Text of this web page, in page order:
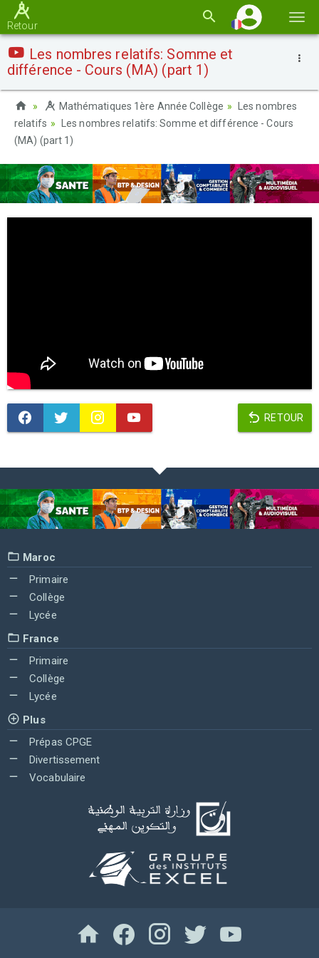
la
Retour
Les nombres relatifs: Somme et
différence - Cours (MA) (part 1)
Mathématiques 1ère Année Collège
Les nombres
relatifs
Les nombres relatifs: Somme et différence - Cours
(MA) (part 1)
RETOUR
Maroc
Primaire
Collège
Lycée
France
Primaire
Collège
Lycée
Plus
Prépas CPGE
Divertissement
Vocabulaire